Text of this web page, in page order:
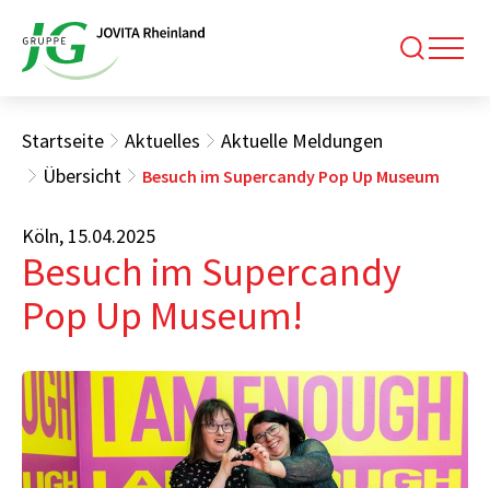
Startseite Aktuelles
Aktuelle Meldungen
Übersicht
Besuch im Supercandy Pop Up Museum
Köln, 15.04.2025
Besuch im Supercandy
Pop Up Museum!